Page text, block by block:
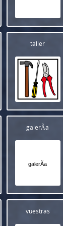
taller
galerÃ­a
galerÃ­a
vuestras